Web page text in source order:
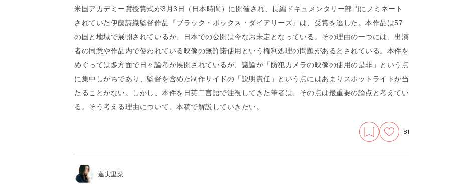
米国アカデミー賞授賞式が3月3日（日本時間）に開催され、長編ドキュメンタリー部門にノミネート
されていた伊藤詩織監督作品『ブラック・ボックス・ダイアリーズ』は、受賞を逃した。本作品は57
の国と地域で展開されているが、日本での公開は今なお未定となっている。その理由の一つには、出演
者の同意や作品内で使われている映像の無許諾使用という権利処理の問題があるとされている。本件を
めぐっては多方面で日々論考が展開されているが、議論が「防犯カメラの映像の使用の是非」という点
に集中しがちであり、監督を含めた制作サイドの「説明責任」という点にはあまりスポットライトが当
たることがない。しかし、本件を日英二言語で注視してきた筆者は、その点は最重要の論点と考えてい
る。そう考える理由について、本稿で解説していきたい。
81
蓮実里菜